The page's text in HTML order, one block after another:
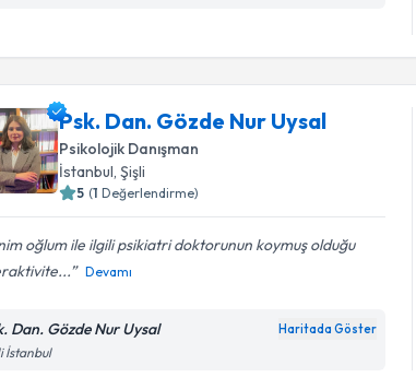
Psk. Dan. Gözde Nur Uysal
Psikolojik Danışman
İstanbul , Şişli
5 (1 Değerlendirme)
oğlum ile ilgili psikiatri doktorunun koymuş olduğu
Devamı
Dan. Gözde Nur Uysal Haritada Göster
İstanbul